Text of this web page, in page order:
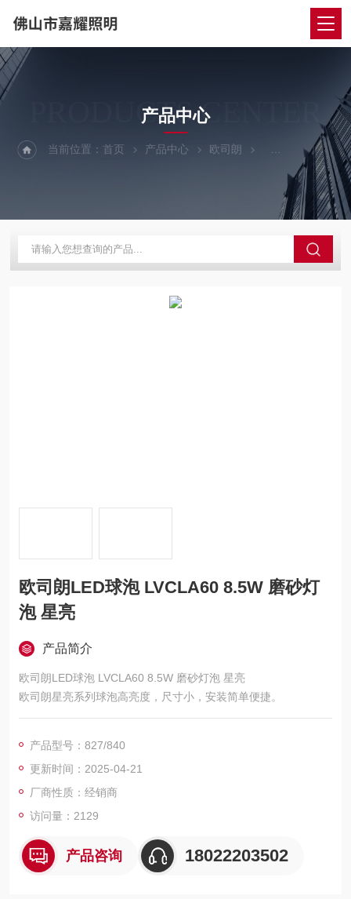
PRODUCTS CENTER
产品中心
当前位置：首页 产品中心 欧司朗 欧司朗LED球泡
欧司朗LED球泡 LVCLA60 8.5W 磨砂灯
泡 星亮
产品简介
欧司朗LED球泡 LVCLA60 8.5W 磨砂灯泡 星亮
欧司朗星亮系列球泡高亮度，尺寸小，安装简单便捷。
产品型号：827/840
更新时间：2025-04-21
厂商性质：经销商
访问量：2129
产品咨询 18022203502